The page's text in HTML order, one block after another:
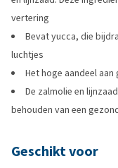
vertering
Bevat yucca, die
luchtjes
Het hoge aandeel
De zalmolie en
behouden van een
Geschikt voor